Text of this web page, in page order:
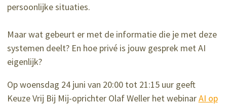
persoonlijke situaties.
Maar wat gebeurt er met de informatie die je met deze
systemen deelt? En hoe privé is jouw gesprek met AI
eigenlijk?
Op woensdag 24 juni van 20:00 tot 21:15 uur geeft
Keuze Vrij Bij Mij-oprichter Olaf Weller het webinarAI op